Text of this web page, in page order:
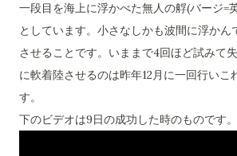
一段目を海上に浮かべた無人の艀(バージ
としています。小さなしかも波間に浮かん
させることです。いままで4回ほど試みて
に軟着陸させるのは昨年12月に一回行いこ
す。
下のビデオは9日の成功した時のものです。